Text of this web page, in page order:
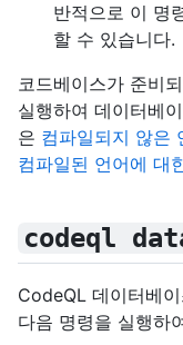
반적으로 이 명
할 수 있습니다.
코드베이스가 준비
실행하여 데이터베
은 컴파일되지 않은
컴파일된 언어에 대
codeql
CodeQL 데이터베
다음 명령을 실행하